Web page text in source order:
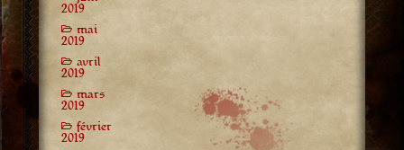
2019
mai
2019
avril
2019
mars
2019
février
2019